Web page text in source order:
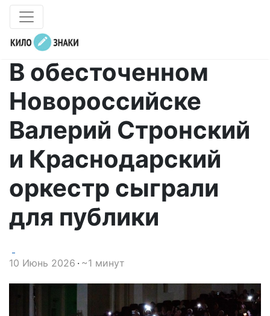
В обесточенном
Новороссийске
Валерий Стронский
и Краснодарский
оркестр сыграли
для публики
10 Июнь 2026 ~1 минут